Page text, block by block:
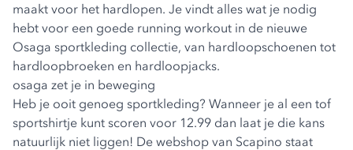
maakt voor het hardlopen. Je vindt alles wat je nodig
hebt voor een goede running workout in de nieuwe
Osaga sportkleding collectie, van hardloopschoenen tot
hardloopbroeken en hardloopjacks.
osaga zet je in beweging
Heb je ooit genoeg sportkleding? Wanneer je al een tof
sportshirtje kunt scoren voor 12.99 dan laat je die kans
natuurlijk niet liggen! De webshop van Scapino staat